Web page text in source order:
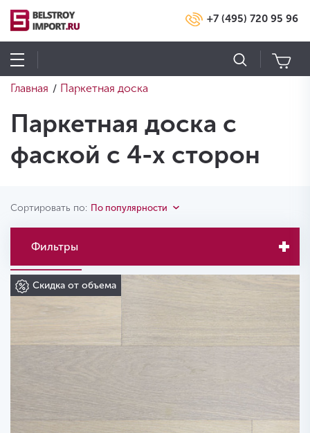
+7 (495) 720 95 96
Главная / Паркетная доска
Паркетная доска с
фаской с 4-х сторон
Сортировать по: По популярности
Фильтры
Скидка от объема